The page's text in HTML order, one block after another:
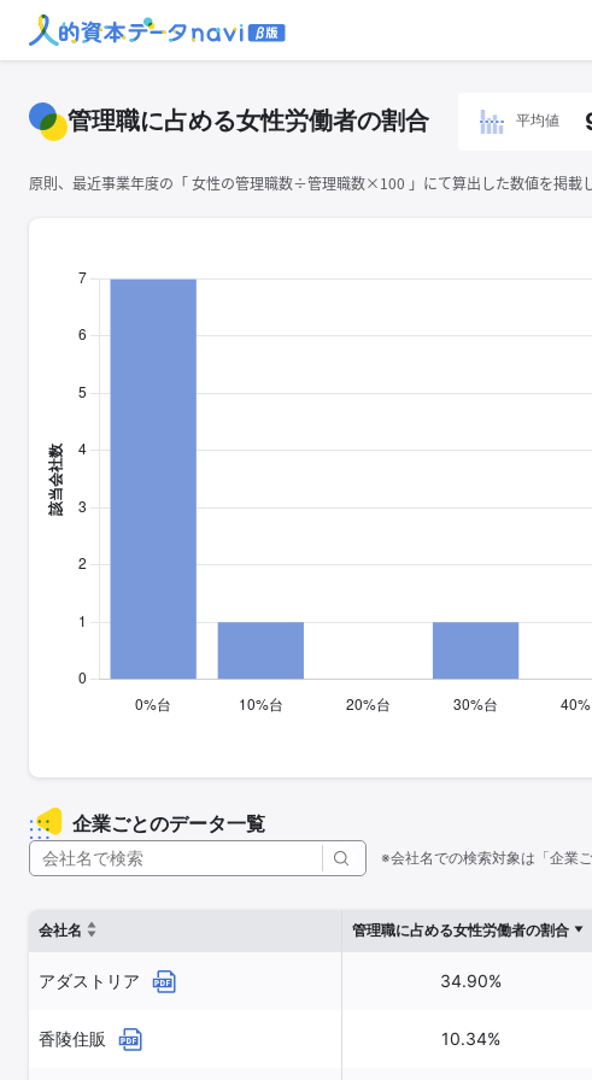
管理職に占める女性労働者の割合 平均値
原則、最近事業年度の「 ⼥性の管理職数÷管理職数×100 」にて算出した数値を掲載
企業ごとのデータ一覧
※会社名での検索対象は「企業
会社名 管理職に占める女性労働者の割合
アダストリア 34.90%
香陵住販 10.34%